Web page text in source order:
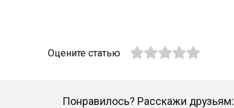
Оцените статью
Понравилось? Расскажи друзьям: